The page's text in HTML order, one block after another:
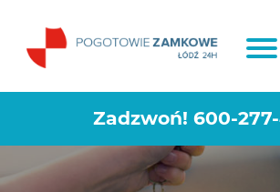
Zadzwoń! 600-
Zamek do drzwi
jaki wybrać?